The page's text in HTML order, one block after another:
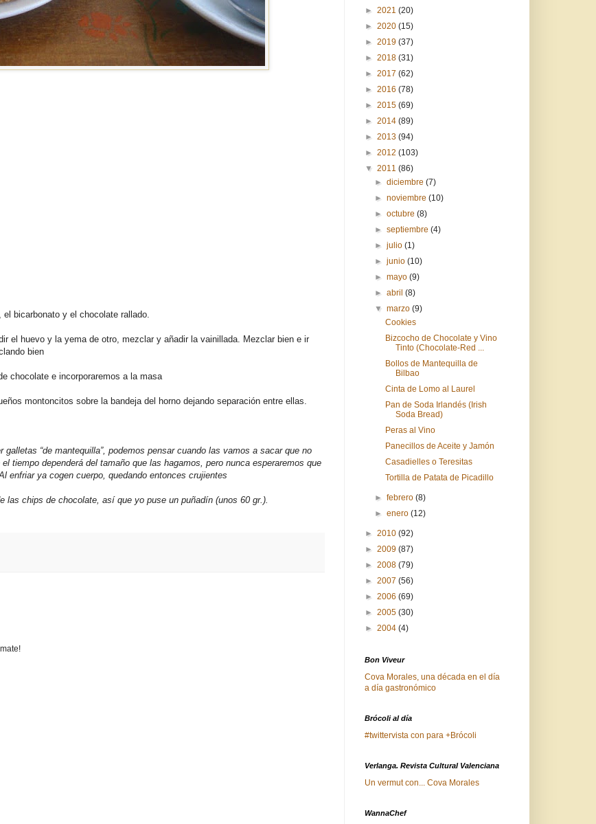
bicarbonato y el chocolate rallado.
el huevo y la yema de otro, mezclar y añadir la vainillada. Mezclar bien e ir
bien
chocolate e incorporaremos a la masa
montoncitos sobre la bandeja del horno dejando separación entre ellas.
“de mantequilla”, podemos pensar cuando las vamos a sacar que no
tiempo dependerá del tamaño que las hagamos, pero nunca esperaremos que
enfriar ya cogen cuerpo, quedando entonces crujientes
las chips de chocolate, así que yo puse un puñadín (unos 60 gr.).
► 2021 (20)
► 2020 (15)
► 2019 (37)
► 2018 (31)
► 2017 (62)
► 2016 (78)
► 2015 (69)
► 2014 (89)
► 2013 (94)
► 2012 (103)
▼ 2011 (86)
►diciembre(7)
►noviembre(10)
►octubre(8)
►septiembre(4)
►julio(1)
►junio(10)
►mayo(9)
►abril(8)
▼marzo(9)
Cookies
Bizcocho de Chocolate y Vino
Tinto (Chocolate-Red ...
Bollos de Mantequilla de
Bilbao
Cinta de Lomo al Laurel
Pan de Soda Irlandés (Irish
Soda Bread)
Peras al Vino
Panecillos de Aceite y Jamón
Casadielles o Teresitas
Tortilla de Patata de Picadillo
►febrero(8)
►enero(12)
► 2010 (92)
► 2009 (87)
► 2008 (79)
► 2007 (56)
► 2006 (69)
► 2005 (30)
► 2004 (4)
Bon Viveur
Cova Morales, una década en el día
a día gastronómico
Brócoli al día
#twittervista con para +Brócoli
Verlanga. Revista Cultural Valenciana
Un vermut con... Cova Morales
WannaChef